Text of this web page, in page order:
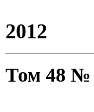
2012
Том 48